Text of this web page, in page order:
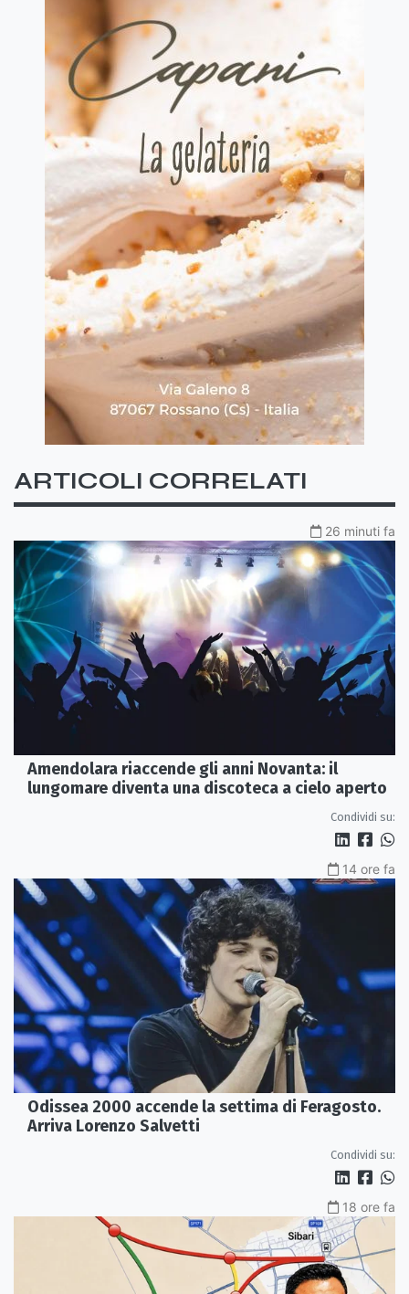
ARTICOLI CORRELATI
26 minuti fa
Amendolara riaccende gli anni Novanta: il
lungomare diventa una discoteca a cielo aperto
Condividi su:
14 ore fa
Odissea 2000 accende la settima di Feragosto.
Arriva Lorenzo Salvetti
Condividi su:
18 ore fa